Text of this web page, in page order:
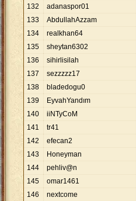
132
adanaspor01
133
AbdullahAzzam
134
realkhan64
135
sheytan6302
136
sihirlisilah
137
sezzzzz17
138
bladedogu0
139
EyvahYandım
140
iiNTyCoM
141
tr41
142
efecan2
143
Honeyman
144
pehliv@n
145
omar1461
146
nextcome